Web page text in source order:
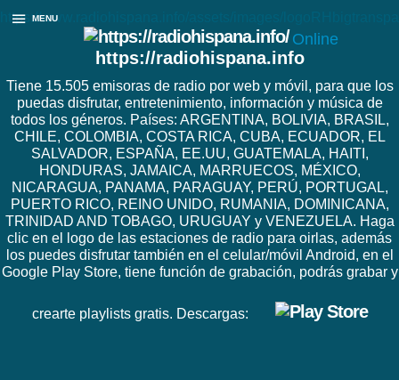
https://www.radiohispana.info/assets/images/
Online
https://radiohispana.info
Tiene 15.505 emisoras de radio por web y móvil, para que los
puedas disfrutar, entretenimiento, información y música de
todos los géneros. Países: ARGENTINA, BOLIVIA, BRASIL,
CHILE, COLOMBIA, COSTA RICA, CUBA, ECUADOR, EL
SALVADOR, ESPAÑA, EE.UU, GUATEMALA, HAITI,
HONDURAS, JAMAICA, MARRUECOS, MÉXICO,
NICARAGUA, PANAMA, PARAGUAY, PERÚ, PORTUGAL,
PUERTO RICO, REINO UNIDO, RUMANIA, DOMINICANA,
TRINIDAD AND TOBAGO, URUGUAY y VENEZUELA. Haga
clic en el logo de las estaciones de radio para oirlas, además
los puedes disfrutar también en el celular/móvil Android, en el
Google Play Store, tiene función de grabación, podrás grabar y
crearte playlists gratis. Descargas:
MENU